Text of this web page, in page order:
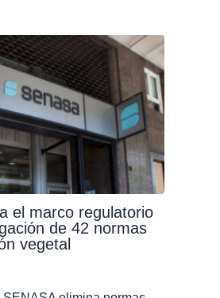
el marco regulatorio
de 42 normas
vegetal